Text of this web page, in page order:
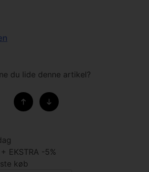
du lide denne artikel?
EKSTRA -5%
køb